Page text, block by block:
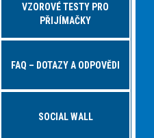
VZOROVÉ TESTY PRO
PŘIJÍMAČKY
FAQ – DOTAZY A ODPOVĚDI
SOCIAL WALL